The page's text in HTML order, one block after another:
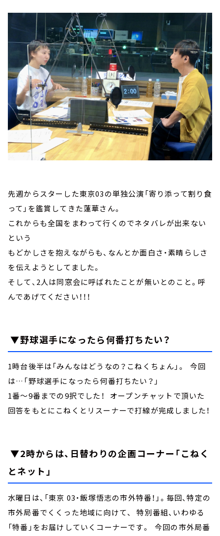
先週からスターした東京03の単独公演「寄り添って割り食
って」を鑑賞してきた蓮華さん。
これからも全国をまわって行くのでネタバレが出来ない
という
もどかしさを抱えながらも、なんとか面白さ・素晴らしさ
を伝えようとしてました。
そして、2人は同窓会に呼ばれたことが無いとのこと。呼
んであげてください！！！
▼野球選手になったら何番打ちたい？
1時台後半は「みんなはどうなの？こねくちょん」。 今回
は…「野球選手になったら何番打ちたい？」
1番～9番までの9択でした！ オープンチャットで頂いた
回答をもとにこねくとリスーナーで打線が完成しました！
▼2時からは、日替わりの企画コーナー「こねく
とネット」
水曜日は、「東京 03・飯塚悟志の市外特番！」。毎回、特定の
市外局番でくくった地域に向けて、 特別番組、いわゆる
「特番」をお届けしていくコーナーです。 今回の市外局番